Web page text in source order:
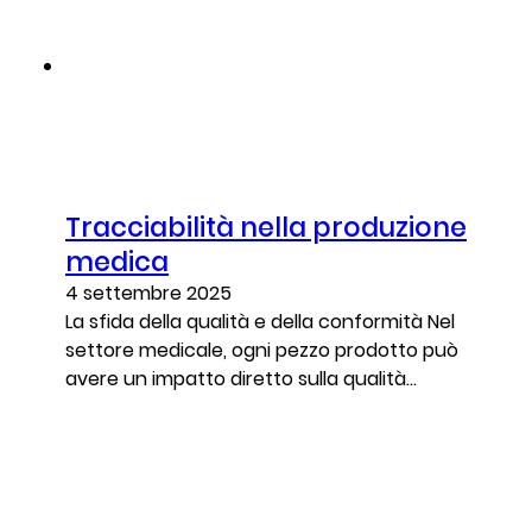
Tracciabilità nella produzione
medica
4 settembre 2025
La sfida della qualità e della conformità Nel
settore medicale, ogni pezzo prodotto può
avere un impatto diretto sulla qualità...